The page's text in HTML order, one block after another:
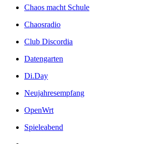
Chaos macht Schule
Chaosradio
Club Discordia
Datengarten
Di.Day
Neujahresempfang
OpenWrt
Spieleabend